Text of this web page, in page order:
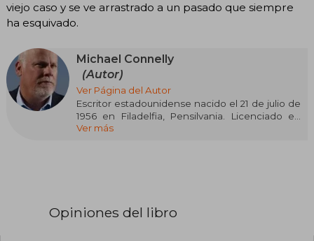
viejo caso y se ve arrastrado a un pasado que siempre
ha esquivado.
Michael Connelly
(Autor)
Ver Página del Autor
Escritor estadounidense nacido el 21 de julio de
1956 en Filadelfia, Pensilvania. Licenciado en
Periodismo por la Universidad de Florida en
accidente aéreo del vuelo 191 de Delta Airlines,
Ver más
Opiniones del libro